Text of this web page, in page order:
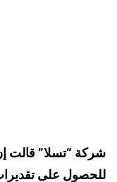
شركة “تسلا” قالت
للحصول على